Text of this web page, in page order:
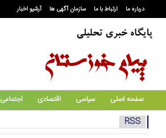
درباره ما ارتباط با ما سازمان آگهی ها آرشیو اخبار
صفحه اصلی سیاسی اقتصادی اجتماعی
RSS